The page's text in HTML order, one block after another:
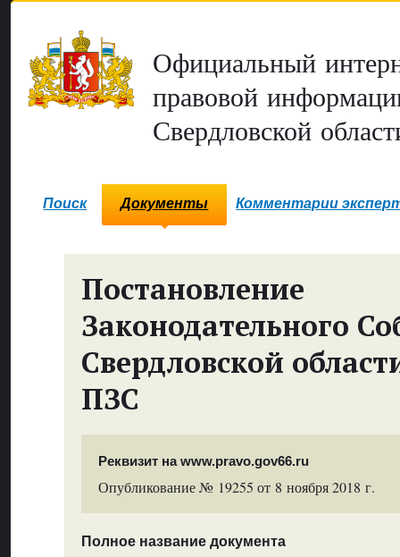
Официальный
правовой
Свердловской
Поиск Документы Комментарии
Постановление
Законодательного
Свердловской
ПЗС
Реквизит на www.pravo.gov66.ru
Опубликование № 19255 от 8 ноября 2018 г.
Полное название документа